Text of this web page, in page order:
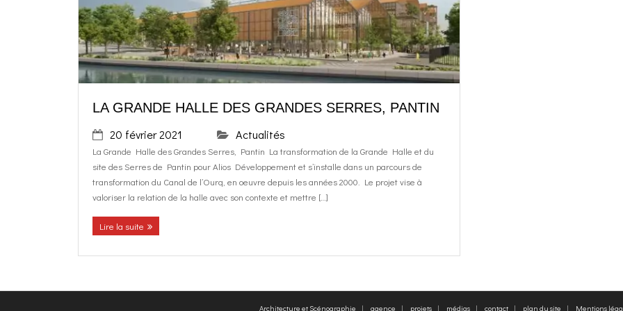
LA GRANDE HALLE DES GRANDES SERRES, PANTIN
20 février 2021 Actualités
La Grande Halle des Grandes Serres, Pantin La transformation de la Grande Halle et du
site des Serres de Pantin pour Alios Développement et s’installe dans un parcours de
transformation du Canal de l’Ourq, en oeuvre depuis les années 2000. Le projet vise à
valoriser la relation de la halle avec son contexte et mettre […]
Lire la suite
Architecture et Scénographie agence projets médias contact plan du site Mentions